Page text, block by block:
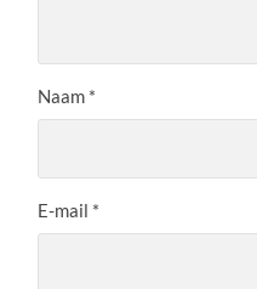
Naam *
E-mail *